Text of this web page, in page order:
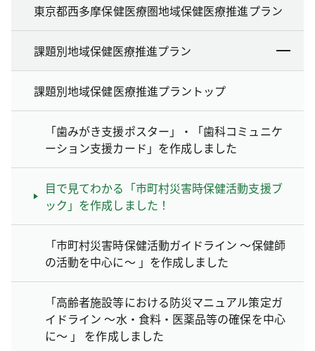
東京都西多摩保健医療圏地域保健医療推進プラン
課題別地域保健医療推進プラン
課題別地域保健医療推進プラントップ
「歯みがき支援ポスター」・「歯科コミュニケ
ーション支援カード」を作成しました
目で見てわかる「市町村災害時保健活動支援ブ
ック」を作成しました！
「市町村災害時保健活動ガイドライン ～保健師
の活動を中心に～ 」を作成しました
「高齢者施設等における防災マニュアル策定ガ
イドライン ～水・食料・医薬品等の確保を中心
に～ 」 を作成しました